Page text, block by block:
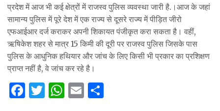
प्रदेश में आज भी कई क्षेत्रों में राजस्व पुलिस व्यवस्था जारी है.।आज के जहां
सामान्य पुलिस में पूरे देश में एक राज्य से दूसरे राज्य में पीड़ित जीरो
एफआईआर दर्ज कराकर अपनी शिकायत पंजीकृत करा सकता है। वहीं,
ऋषिकेश शहर से मात्र 15 किमी की दूरी पर राजस्व पुलिस जिसके पास
पुलिस के आधुनिक हथियार और जांच के लिए किसी भी प्रकार का प्रशिक्षण
प्राप्त नहीं है, वे जांच कर रहे है।
F
T
W E